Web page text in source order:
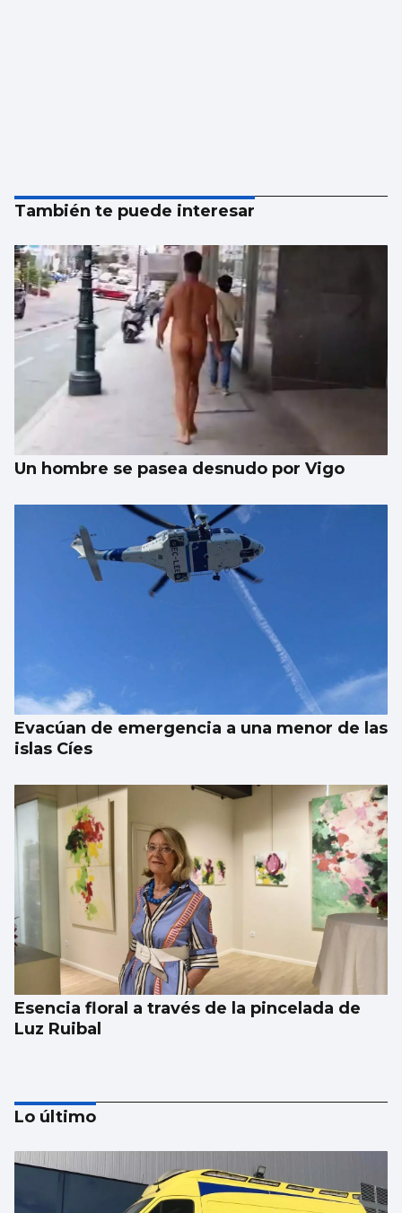
También te puede interesar
Un hombre se pasea desnudo por Vigo
Evacúan de emergencia a una menor de las
islas Cíes
Esencia floral a través de la pincelada de
Luz Ruibal
Lo último